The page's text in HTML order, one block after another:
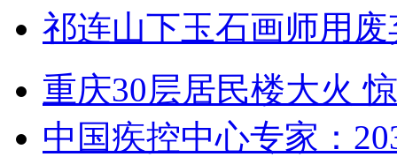
祁连山下玉石画师用
重庆30层居民楼大火
中国疾控中心专家：